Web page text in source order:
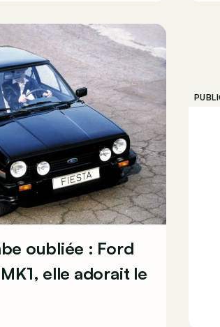
oubliée : Ford
elle adorait le